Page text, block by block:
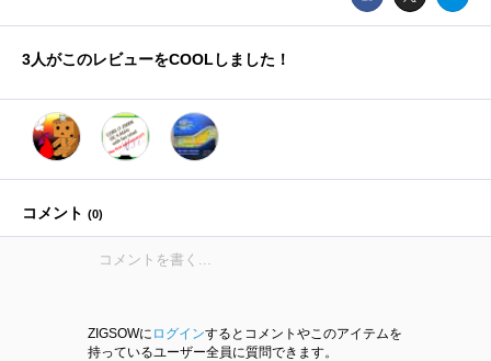
3人がこのレビューをCOOLしました！
コメント (0)
ZIGSOWに ログインするとコメントやこのアイテムを
持っているユーザー全員に質問できます。